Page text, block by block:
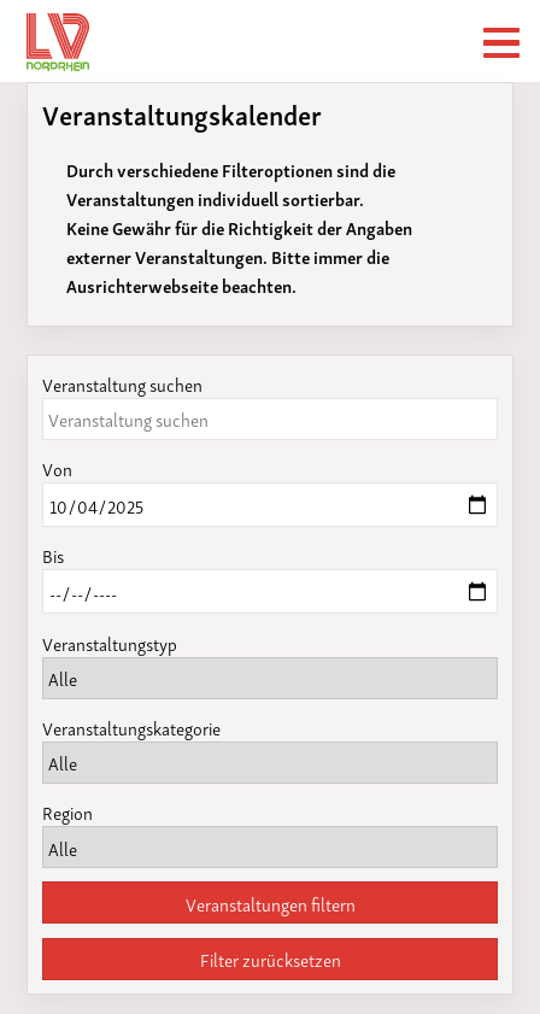
Veranstaltungskalender
Durch verschiedene Filteroptionen sind die
Veranstaltungen individuell sortierbar.
Keine Gewähr für die Richtigkeit der Angaben
externer Veranstaltungen. Bitte immer die
Ausrichterwebseite beachten.
Veranstaltung suchen
Von
Bis
Veranstaltungstyp
Veranstaltungskategorie
Region
Veranstaltungen filtern
Filter zurücksetzen